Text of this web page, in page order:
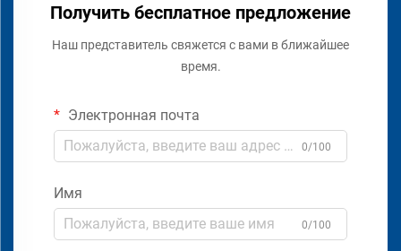
Получить бесплатное предложение
Наш представитель свяжется с вами в ближайшее
время.
Электронная почта
0/100
Имя
0/100